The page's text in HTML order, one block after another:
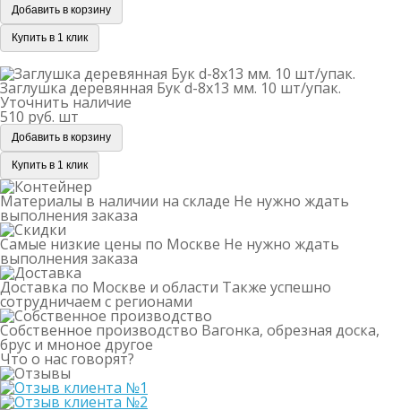
Добавить в корзину
Купить в 1 клик
Заглушка деревянная Бук d-8х13 мм. 10 шт/упак.
Заглушка деревянная Бук d-8х13 мм. 10 шт/упак.
Уточнить наличие
510 руб. шт
Добавить в корзину
Купить в 1 клик
Материалы в наличии на складе Не нужно ждать
выполнения заказа
Самые низкие цены по Москве Не нужно ждать
выполнения заказа
Доставка по Москве и области Также успешно
сотрудничаем с регионами
Собственное производство Вагонка, обрезная доска,
брус и мноное другое
Что о нас говорят?